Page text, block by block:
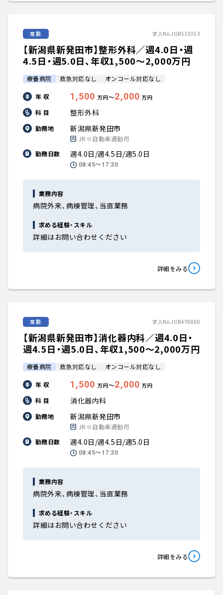
常勤 求人No.JOB533053
【新潟県新発田市】整形外科／週4.0日・週
4.5日・週5.0日、年収1,500〜2,000万円
療養病院 救急対応なし オンコール対応なし
年 収 1,500 万円〜2,000 万円
科 目 整形外科
勤務地 新潟県新発田市
JR※自動車通勤可
勤務日数
週4.0日/週4.5日/週5.0日
08:45〜17:30
業務内容
病院外来、病棟管理、当直業務
求める経験・スキル
詳細はお問い合わせください
詳細をみる
常勤 求人No.JOB478860
【新潟県新発田市】消化器内科／週4.0日・
週4.5日・週5.0日、年収1,500〜2,000万円
療養病院 救急対応なし オンコール対応なし
年 収 1,500 万円〜2,000 万円
科 目 消化器内科
勤務地 新潟県新発田市
JR※自動車通勤可
勤務日数
週4.0日/週4.5日/週5.0日
08:45〜17:30
業務内容
病院外来、病棟管理、当直業務
求める経験・スキル
詳細はお問い合わせください
詳細をみる